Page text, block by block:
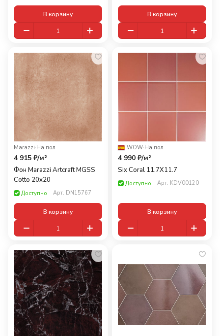
В корзину В корзину
Marazzi·На пол
4 915 ₽/м²
Фон Marazzi Artcraft MGSS
Cotto 20x20
Доступно Арт. DN15767
В корзину
WOW·На пол
4 990 ₽/м²
Six Coral 11.7X11.7
Доступно Арт. KDV00120
В корзину